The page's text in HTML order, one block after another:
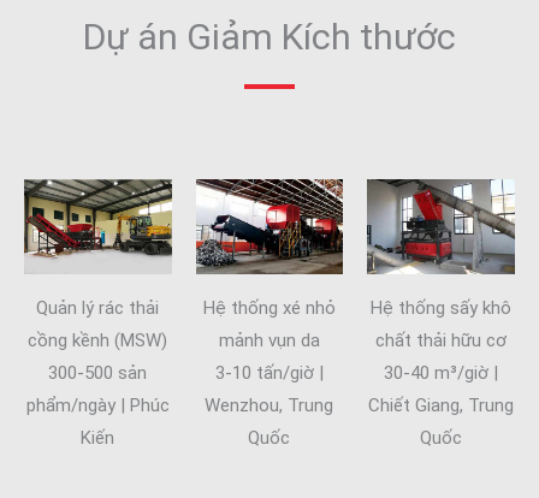
Dự án Giảm Kích thước
Quản lý rác thải
cồng kềnh (MSW)
300-500 sản
phẩm/ngày | Phúc
Kiến
Hệ thống xé nhỏ
mảnh vụn da
3-10 tấn/giờ |
Wenzhou, Trung
Quốc
Hệ thống sấy khô
chất thải hữu cơ
30-40 m³/giờ |
Chiết Giang, Trung
Quốc